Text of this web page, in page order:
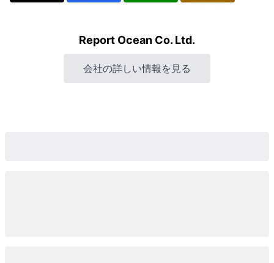
Report Ocean Co. Ltd.
会社の詳しい情報を見る